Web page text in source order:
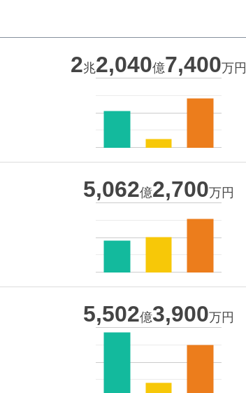
2兆2,040億7,400万円
5,062億2,700万円
5,502億3,900万円